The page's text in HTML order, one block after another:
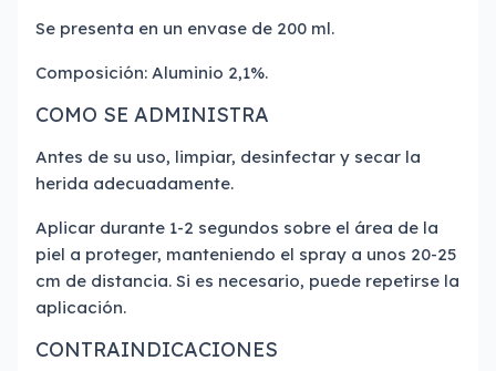
Se presenta en un envase de 200 ml.
Composición: Aluminio 2,1%.
COMO SE ADMINISTRA
Antes de su uso, limpiar, desinfectar y secar la
herida adecuadamente.
Aplicar durante 1-2 segundos sobre el área de la
piel a proteger, manteniendo el spray a unos 20-25
cm de distancia. Si es necesario, puede repetirse la
aplicación.
CONTRAINDICACIONES